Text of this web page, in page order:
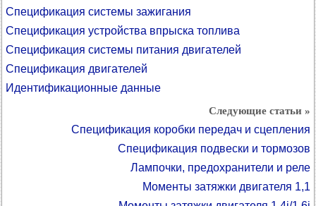
Спецификация системы зажигания
Спецификация устройства впрыска топлива
Спецификация системы питания двигателей
Спецификация двигателей
Идентификационные данные
Следующие статьи »
Спецификация коробки передач и сцепления
Спецификация подвески и тормозов
Лампочки, предохранители и реле
Моменты затяжки двигателя 1,1